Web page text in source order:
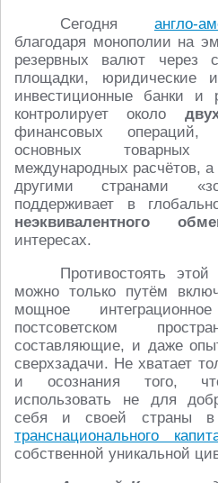
Сегодня англо-
благодаря монополии на
резервных валют через
площадки, юридические
инвестиционные банки и
контролирует около
финансовых операций,
основных
международных расчётов, а
другими странами
поддерживает в
неэквивалентного
интересах.
Противостоять
можно только путём
мощное
постсоветском
составляющие, и даже
сверхзадачи. Не хватает
и осознания того,
использовать не для
себя и своей страны в
транснационального
собственной уникальной